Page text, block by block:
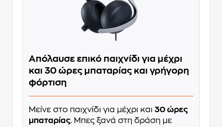
Απόλαυσε επικό παιχνίδι για μέχρι
και 30 ώρες μπαταρίας και γρήγορη
φόρτιση
Μείνε στο παιχνίδι για μέχρι και 30 ώρες
μπαταρίας. Μπες ξανά στη δράση με